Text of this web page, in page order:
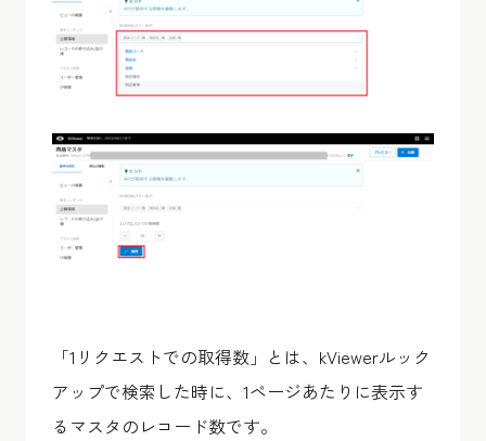
「1リクエストでの取得数」とは、kViewerルック
アップで検索した時に、1ページあたりに表示す
るマスタのレコード数です。